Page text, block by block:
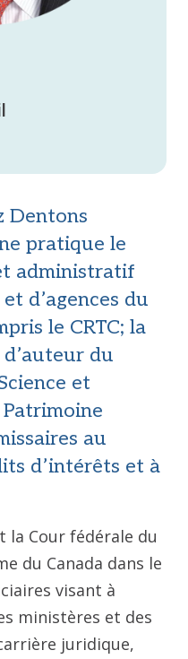
Dentons
pratique le
administratif
d’agences du
le CRTC; la
du
et
au
d’intérêts et à
la Cour fédérale du
du Canada dans le
visant à
ministères et des
juridique,